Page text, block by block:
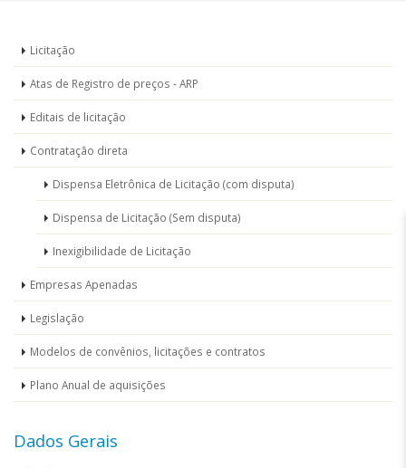
Menu
Licitações
Licitação
Atas de Registro de preços - ARP
Editais de licitação
Contratação direta
Dispensa Eletrônica de Licitação (com disputa)
Dispensa de Licitação (Sem disputa)
Inexigibilidade de Licitação
Empresas Apenadas
Legislação
Modelos de convênios, licitações e contratos
Plano Anual de aquisições
Dados Gerais